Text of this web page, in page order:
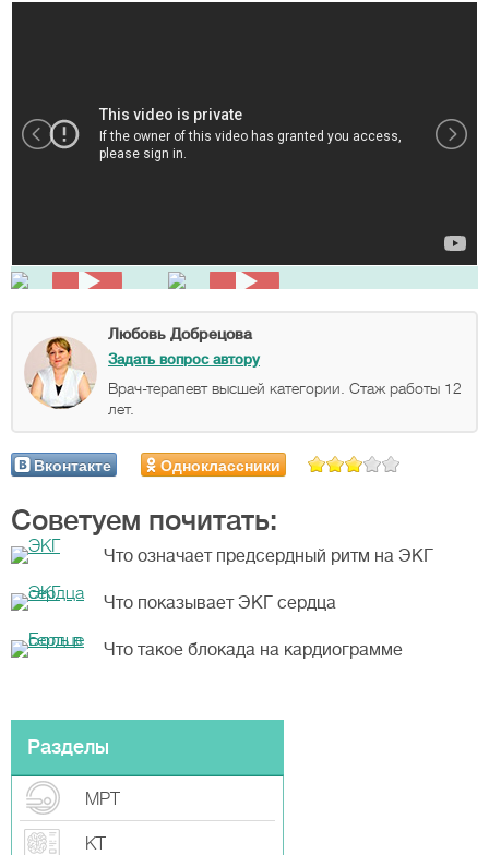
Любовь Добрецова
Задать вопрос автору
Врач-терапевт высшей категории. Стаж работы 12
лет.
Вконтакте Одноклассники
Советуем почитать:
Что означает предсердный ритм на ЭКГ
Что показывает ЭКГ сердца
Что такое блокада на кардиограмме
Разделы
МРТ
КТ